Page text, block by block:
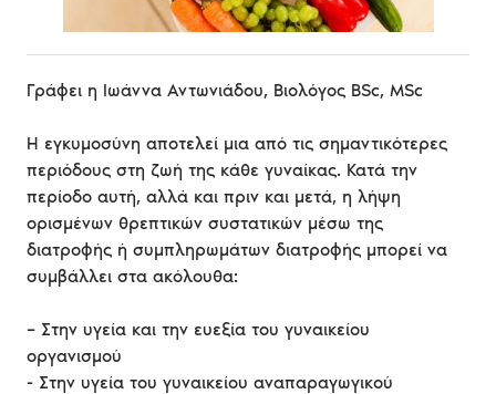
Γράφει η Ιωάννα Αντωνιάδου, Βιολόγος BSc, MSc
Η εγκυμοσύνη αποτελεί μια από τις σημαντικότερες
περιόδους στη ζωή της κάθε γυναίκας. Κατά την
περίοδο αυτή, αλλά και πριν και μετά, η λήψη
ορισμένων θρεπτικών συστατικών μέσω της
διατροφής ή συμπληρωμάτων διατροφής μπορεί να
συμβάλλει στα ακόλουθα:
– Στην υγεία και την ευεξία του γυναικείου
οργανισμού
- Στην υγεία του γυναικείου αναπαραγωγικού